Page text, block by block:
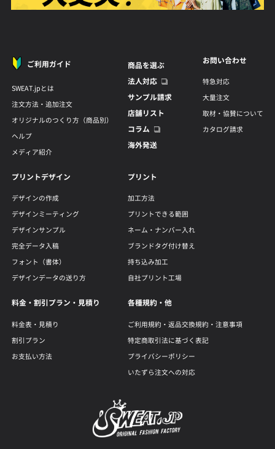
ご利用ガイド
SWEAT.jpとは
注文方法・追加注文
オリジナルのつくり方（商品別）
ヘルプ
メディア紹介
商品を選ぶ
法人対応
サンプル請求
店舗リスト
コラム
海外発送
お問い合わせ
特急対応
大量注文
取材・協賛について
カタログ請求
プリントデザイン
デザインの作成
デザインミーティング
デザインサンプル
完全データ入稿
フォント（書体）
デザインデータの送り方
プリント
加工方法
プリントできる範囲
ネーム・ナンバー入れ
ブランドタグ付け替え
持ち込み加工
自社プリント工場
料金・割引プラン・見積り
料金表・見積り
割引プラン
お支払い方法
各種規約・他
ご利用規約・返品交換規約・注意事項
特定商取引法に基づく表記
プライバシーポリシー
いたずら注文への対応